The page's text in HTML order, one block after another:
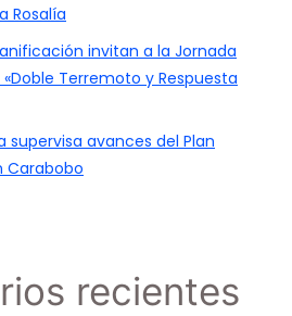
Rosalía
invitan a la Jornada
Terremoto y Respuesta
supervisa avances del Plan
Carabobo
recientes